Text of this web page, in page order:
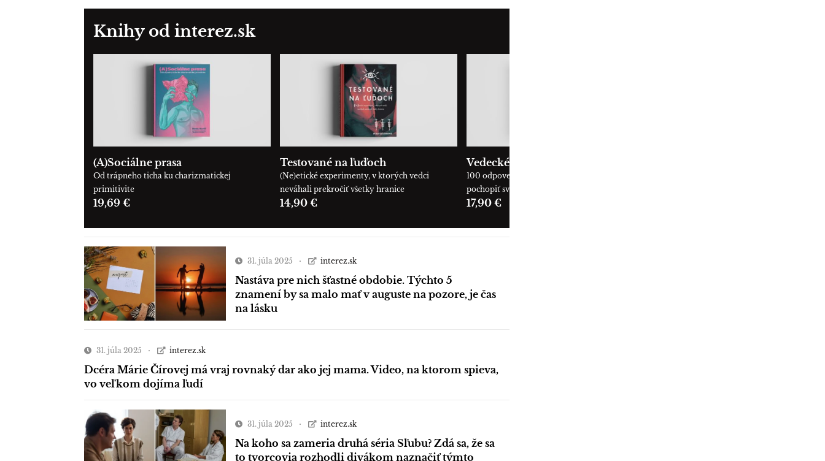
Knihy od interez.sk
(A)Sociálne prasa
Od trápneho ticha ku charizmatickej
primitivite
19,69 €
Testované na ľuďoch
(Ne)etické experimenty, v ktorých vedci
neváhali prekročiť všetky hranice
14,90 €
Vedecké okienko
100 odpovedí, ktoré vám pomôžu lepšie
pochopiť svet okolo nás
17,90 €
31. júla 2025 interez.sk
Nastáva pre nich šťastné obdobie. Týchto 5
znamení by sa malo mať v auguste na pozore, je čas
na lásku
31. júla 2025 interez.sk
Dcéra Márie Čírovej má vraj rovnaký dar ako jej mama. Video, na ktorom spieva,
vo veľkom dojíma ľudí
31. júla 2025 interez.sk
Na koho sa zameria druhá séria Sľubu? Zdá sa, že sa
to tvorcovia rozhodli divákom naznačiť týmto